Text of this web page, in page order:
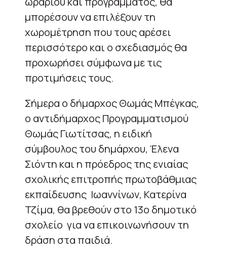
μπορέσουν να επιλέξουν τη
χωρομέτρηση που τους αρέσει
περισσότερο και ο σχεδιασμός θα
προχωρήσει σύμφωνα με τις
προτιμήσεις τους.
Σήμερα ο δήμαρχος Θωμάς Μπέγκας,
ο αντιδήμαρχος Προγραμματισμού
Θωμάς Γιωτίτσας, η ειδική
σύμβουλος του δημάρχου, Έλενα
Σιόντη και η πρόεδρος της ενιαίας
σχολικής επιτροπής πρωτοβάθμιας
εκπαίδευσης Ιωαννίνων, Κατερίνα
Τζίμα, θα βρεθούν στο 13ο δημοτικό
σχολείο για να επικοινωνήσουν τη
δράση στα παιδιά.